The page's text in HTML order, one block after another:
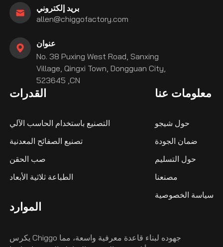
بريد إلكتروني
allen@chiggofactory.com
عنوان
No. 38 Puxing West Road, Sanxing
Village, Qingxi Town, Dongguan City,
523645 ,CN
القدرات
التصنيع باستخدام الحاسب الآلي
تصنيع الصفائح المعدنية
صب الحقن
الطباعة ثلاثية الأبعاد
معلومات عنا
حول شيجو
ضمان الجودة
حول التسليم
مصنعنا
سياسة الخصوصية
الموارد
يكرس Chiggo جهوده لبناء قاعدة معرفية واسعة، مما